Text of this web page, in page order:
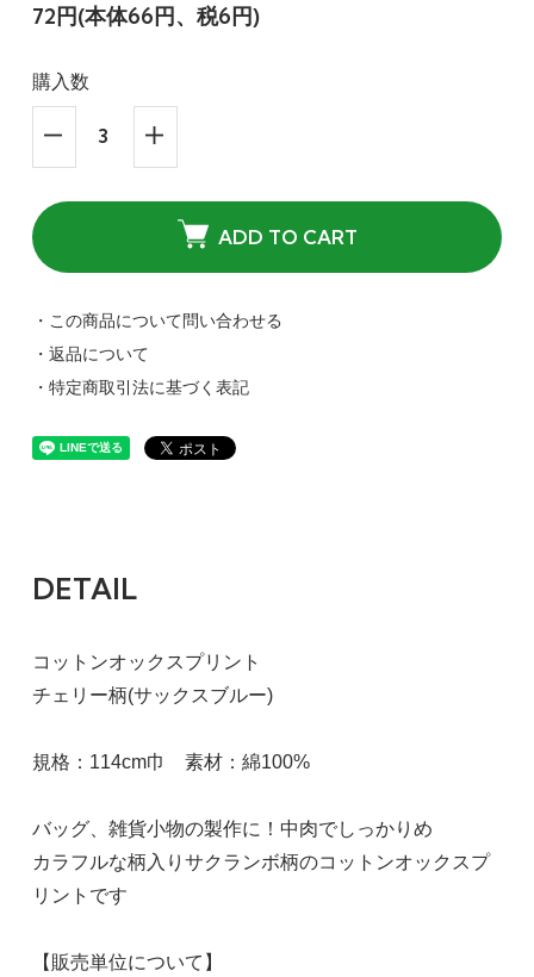
72円(本体66円、税6円)
購入数
ADD TO CART
・この商品について問い合わせる
・返品について
・特定商取引法に基づく表記
DETAIL
コットンオックスプリント
チェリー柄(サックスブルー)
規格：114cm巾 素材：綿100%
バッグ、雑貨小物の製作に！中肉でしっかりめ
カラフルな柄入りサクランボ柄のコットンオックスプ
リントです
【販売単位について】